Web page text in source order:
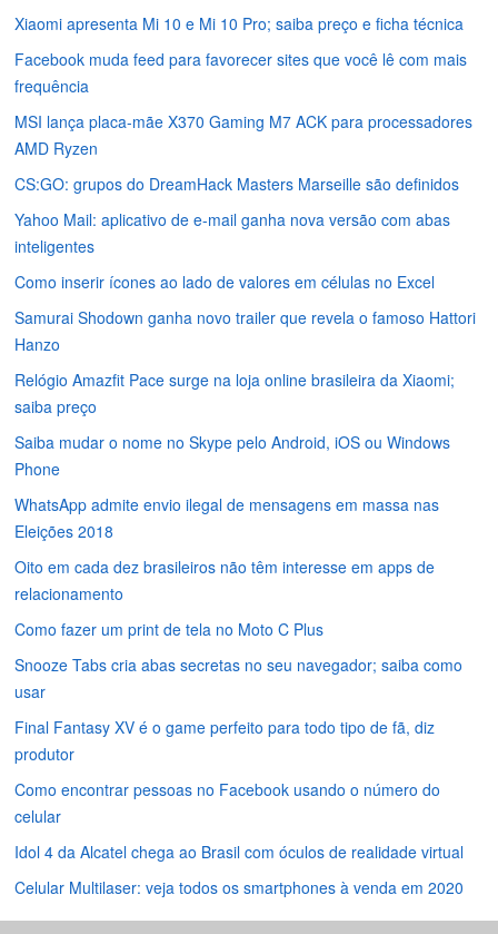
Xiaomi apresenta Mi 10 e Mi 10 Pro; saiba preço e ficha técnica
Facebook muda feed para favorecer sites que você lê com mais
frequência
MSI lança placa-mãe X370 Gaming M7 ACK para processadores
AMD Ryzen
CS:GO: grupos do DreamHack Masters Marseille são definidos
Yahoo Mail: aplicativo de e-mail ganha nova versão com abas
inteligentes
Como inserir ícones ao lado de valores em células no Excel
Samurai Shodown ganha novo trailer que revela o famoso Hattori
Hanzo
Relógio Amazfit Pace surge na loja online brasileira da Xiaomi;
saiba preço
Saiba mudar o nome no Skype pelo Android, iOS ou Windows
Phone
WhatsApp admite envio ilegal de mensagens em massa nas
Eleições 2018
Oito em cada dez brasileiros não têm interesse em apps de
relacionamento
Como fazer um print de tela no Moto C Plus
Snooze Tabs cria abas secretas no seu navegador; saiba como
usar
Final Fantasy XV é o game perfeito para todo tipo de fã, diz
produtor
Como encontrar pessoas no Facebook usando o número do
celular
Idol 4 da Alcatel chega ao Brasil com óculos de realidade virtual
Celular Multilaser: veja todos os smartphones à venda em 2020